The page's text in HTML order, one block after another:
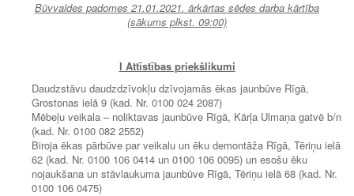
Būvvaldes padomes 21.01.2021. ārkārtas sēdes darba kārtība
(sākums plkst. 09:00)
I Attīstības priekšlikumi
Daudzstāvu daudzdzīvokļu dzīvojamās ēkas jaunbūve Rīgā,
Grostonas ielā 9 (kad. Nr. 0100 024 2087)
Mēbeļu veikala – noliktavas jaunbūve Rīgā, Kārļa Ulmaņa gatvē b/n
(kad. Nr. 0100 082 2552)
Biroja ēkas pārbūve par veikalu un ēku demontāža Rīgā, Tēriņu ielā
62 (kad. Nr. 0100 106 0414 un 0100 106 0095) un esošu ēku
nojaukšana un stāvlaukuma jaunbūve Rīgā, Tēriņu ielā 68 (kad. Nr.
0100 106 0475)